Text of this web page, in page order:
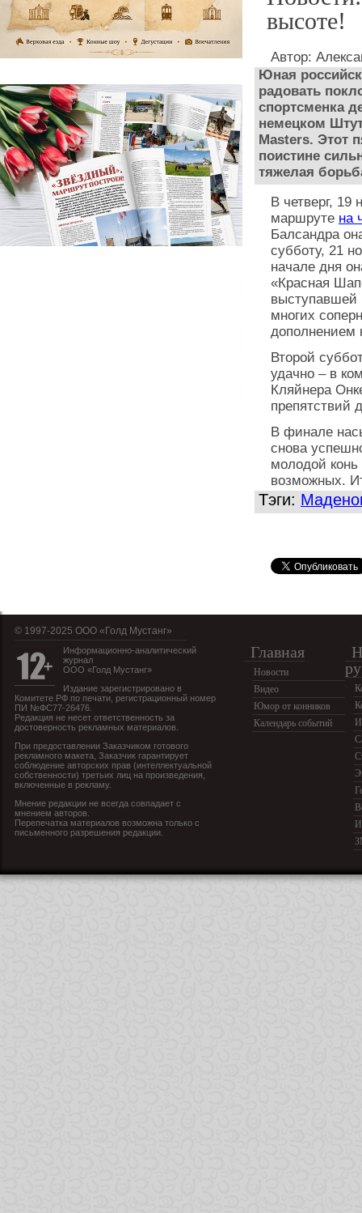
высоте!
Автор:
Юная
радовать
спортсменка
немецком
Masters. Этот
поистине
тяжелая
В четверг, 19
маршруте на
Балсандра
субботу, 21
начале дня
«Красная
выступавшей
многих
Второй
удачно – в
Кляйнера
препятствий
В финале
снова
молодой конь
возможных.
Тэги:
© 1997-2025 OOO «Голд Мустанг»
Информационно-аналитический
журнал
ООО «Голд Мустанг»
Издание зарегистрировано в
Комитете РФ по печати, регистрационный номер
ПИ №ФС77-26476.
Редакция не несет ответственность за
достоверность рекламных материалов.
При предоставлении Заказчиком готового
рекламного макета, Заказчик гарантирует
соблюдение авторских прав (интеллектуальной
собственности) третьих лиц на произведения,
включенные в рекламу.
Мнение редакции не всегда совпадает с
мнением авторов.
Перепечатка материалов возможна только с
письменного разрешения редакции.
Главная
Новости
Видео
Юмор от конников
Календарь событий